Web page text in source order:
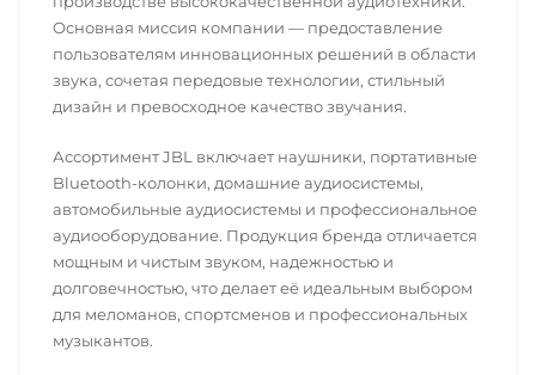
Основная миссия компании — предоставление
пользователям инновационных решений в области
звука, сочетая передовые технологии, стильный
дизайн и превосходное качество звучания.
Ассортимент JBL включает наушники, портативные
Bluetooth-колонки, домашние аудиосистемы,
автомобильные аудиосистемы и профессиональное
аудиооборудование. Продукция бренда отличается
мощным и чистым звуком, надежностью и
долговечностью, что делает её идеальным выбором
для меломанов, спортсменов и профессиональных
музыкантов.